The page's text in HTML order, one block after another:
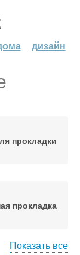
дизайн
прокладки
прокладка
Показать все